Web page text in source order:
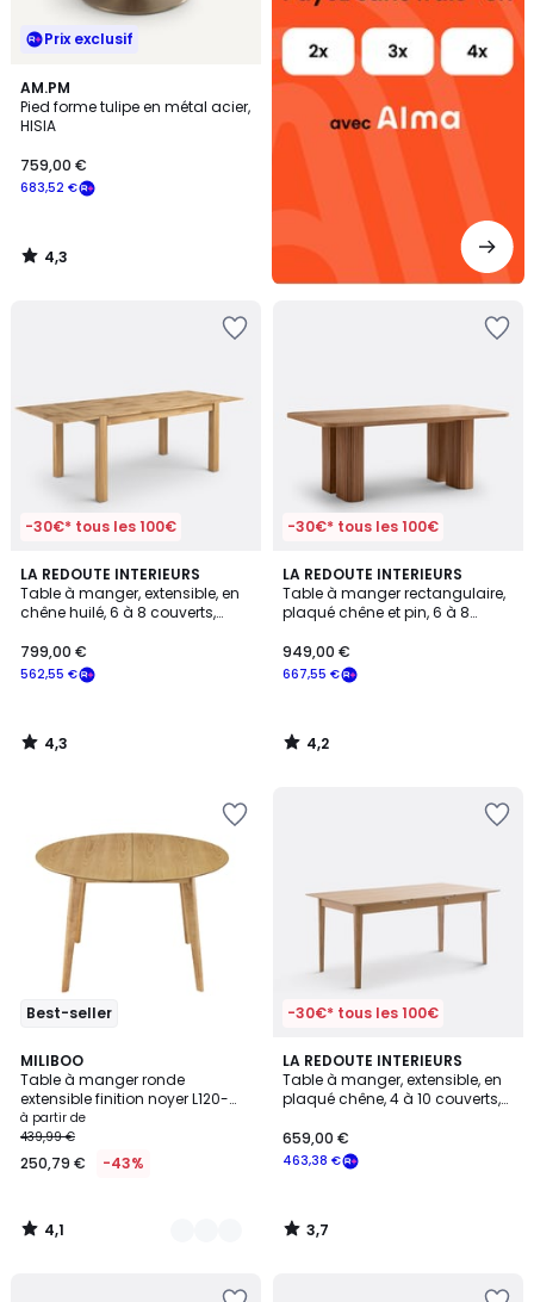
Prix exclusif
AM.PM
Pied forme tulipe en métal acier,
HISIA
683,52 €
759,00 €
4,3
/ 5
4,3
/
-30€* tous les 100€
LA REDOUTE INTERIEURS
Table à manger, extensible, en
chêne huilé, 6 à 8 couverts,
562,55 €
799,00 €
4,3
/ 5
4,3
/
-30€* tous les 100€
LA REDOUTE INTERIEURS
Table à manger rectangulaire,
plaqué chêne et pin, 6 à 8
667,55 €
949,00 €
4,2
/ 5
4,2
/
Best-seller
MILIBOO
Table à manger ronde
extensible finition noyer L120-
150 cm LEENA
à partir de
439,99 €
250,79 € -43%
4,1
/ 5
3
Couleurs
4,1
/
-30€* tous les 100€
LA REDOUTE INTERIEURS
Table à manger, extensible, en
plaqué chêne, 4 à 10 couverts,
463,38 €
659,00 €
3,7
/ 5
3,7
/